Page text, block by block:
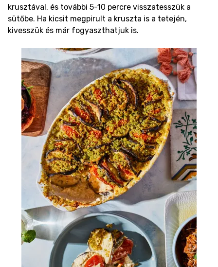
krusztával, és további 5-10 percre visszatesszük a
sütőbe. Ha kicsit megpirult a kruszta is a tetején,
kivesszük és már fogyaszthatjuk is.